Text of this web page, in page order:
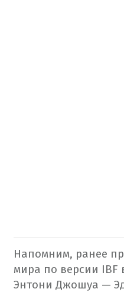
Напомним, ранее
мира по версии IBF
Энтони Джошуа —